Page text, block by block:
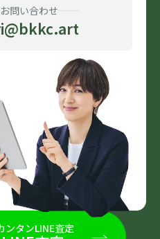
問い合わせ
ンタンLINE査定